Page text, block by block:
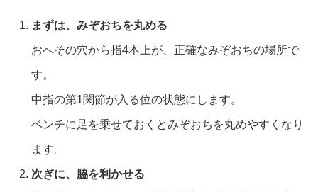
まずは、みぞおちを丸める
おへその穴から指4本上が、正確なみぞおちの場所で
す。
中指の第1関節が入る位の状態にします。
ベンチに足を乗せておくとみぞおちを丸めやすくなり
ます。
次ぎに、脇を利かせる